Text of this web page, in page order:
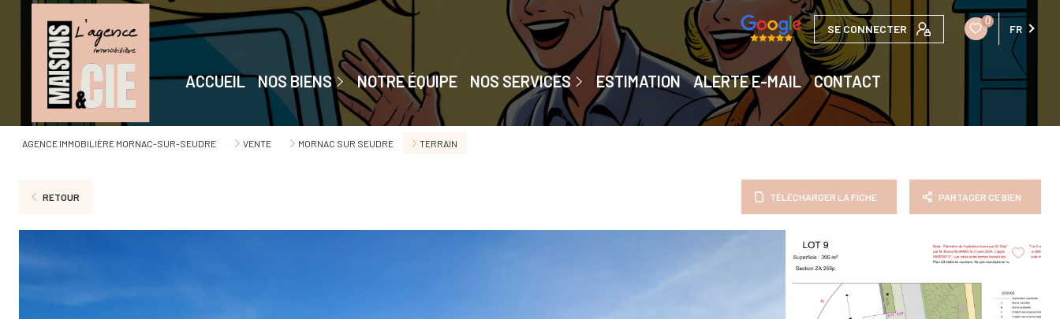
SE CONNECTER
0
FR
ACCUEIL NOS BIENS
Maisons
Appartements
Immeubles
Garages
NOTRE ÉQUIPE NOS SERVICES
Accompagnement De A À Z
Chasseur Immobilier
Home Staging
ESTIMATION ALERTE E-MAIL CONTACT
AGENCE IMMOBILIÈRE MORNAC-SUR-SEUDRE VENTE MORNAC SUR SEUDRE TERRAIN
RETOUR TÉLÉCHARGER LA FICHE PARTAGER CE BIEN